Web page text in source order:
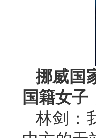
挪威国
国籍女子
林剑：